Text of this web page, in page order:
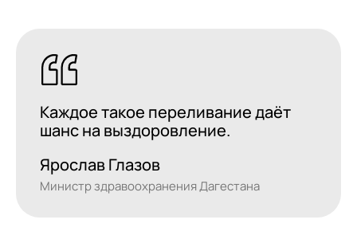
Каждое такое переливание даёт
шанс на выздоровление.
Ярослав Глазов
Министр здравоохранения Дагестана